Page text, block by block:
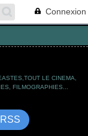
Connexion
LE CINEMA,
FILMOGRAPHIES...